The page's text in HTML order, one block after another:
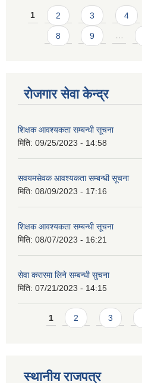
Pages
1 2 3 4
8 9 …
रोजगार सेवा केन्द्र
शिक्षक आवश्यकता सम्बन्धी सूचना
मिति: 09/25/2023 - 14:58
सवयमसेवक आवश्यकता सम्बन्धी सूचना
मिति: 08/09/2023 - 17:16
शिक्षक आवश्यकता सम्बन्धी सूचना
मिति: 08/07/2023 - 16:21
सेवा करारमा लिने सम्बन्धी सुचना
मिति: 07/21/2023 - 14:15
Pages
1 2 3
स्थानीय राजपत्र